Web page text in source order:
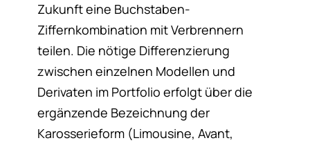
Zukunft eine Buchstaben-
Ziffernkombination mit Verbrennern
teilen. Die nötige Differenzierung
zwischen einzelnen Modellen und
Derivaten im Portfolio erfolgt über die
ergänzende Bezeichnung der
Karosserieform (Limousine, Avant,